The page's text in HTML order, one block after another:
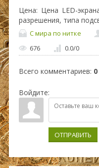
Цена: Цена LED-
разрешения, типа
С мира по нитке
676
0.0/0
Всего комментариев: 0
Войдите:
ОТПРАВИТЬ